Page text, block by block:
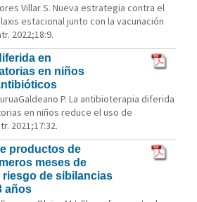
Villar S. Nueva estrategia contra el
estacional junto con la vacunación
2022;18:9.
en
en niños
P. La antibioterapia diferida
en niños reduce el uso de
2021;17:32.
productos de
meses de
de sibilancias
años